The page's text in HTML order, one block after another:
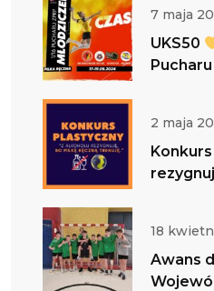
7 maja
UKS50
2 maja
Konkurs
18
Awans